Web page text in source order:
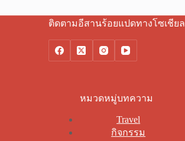
ติดตามอีสานร้อยแปดทางโซเชียล
หมวดหมู่บทความ
Travel
กิจกรรม